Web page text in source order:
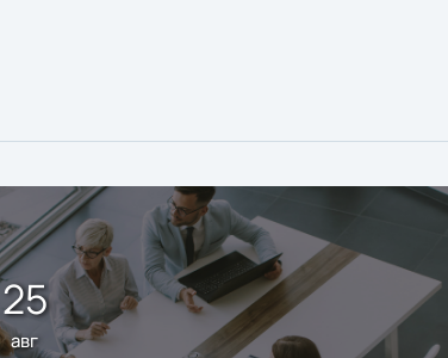
25
авг